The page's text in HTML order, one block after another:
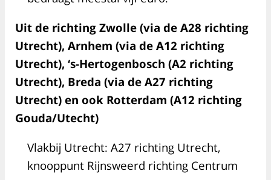
Uit de richting Zwolle (via de A28 richting
Utrecht), Arnhem (via de A12 richting
Utrecht), ‘s-Hertogenbosch (A2 richting
Utrecht), Breda (via de A27 richting
Utrecht) en ook Rotterdam (A12 richting
Gouda/Utecht)
Vlakbij Utrecht: A27 richting Utrecht,
knooppunt Rijnsweerd richting Centrum